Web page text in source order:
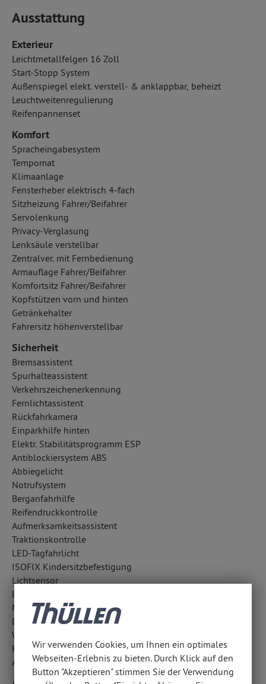
Ausstattung
Exterieur
Leichtmetallfelgen 16 Zoll
Start-Stopp System
Außenspiegel elekt. verstell- & anklappbar, beheizt
Leuchtweitenregulierung
Reifenpannenset
Komfort
Spracheingabesystem
Tempomat
Klimaanlage
Fensterheber elektrisch 4-fach
Sitzheizung Fahrer/Beifahrer
Servolenkung
Privacy-Verglasung
Lenksäule verstellbar
Zentralver. mit Fernbedienung
Armauflage Fahrer/Beifahrer
Komfortsitz Fahrer/Beifahrer
Kopfstützen vorn und hinten
Getränkehalter
Fahrersitz höhenverstellbar
Sicherheit
Bremsassistent
Spurhalteassistent
Verkehrszeichenerkennung
Fernlichtassistent
Rückfahrkamera
Einparkhilfe hinten
Elektr. Stabilitätsprogramm ESP
Antiblockiersystem ABS
Abbiegelicht
Notrufsystem
Berganfahrhilfe
Reifendruckkontrolle
Aufmerksamkeitsassistent
Traktionskontrolle
LED-Tagfahrlicht
ISOFIX Kindersitzbefestigung
Lichtsensor
LED-Scheinwerfer
Notbremsassistent
Diebstahlwarnanlage
Wegfahrsperre
Fahrlichtautomatik
Außentemperatur Anzeige
Wir verwenden Cookies, um Ihnen ein optimales
Webseiten-Erlebnis zu bieten. Durch Klick auf den
Button "Akzeptieren" stimmen Sie der Verwendung